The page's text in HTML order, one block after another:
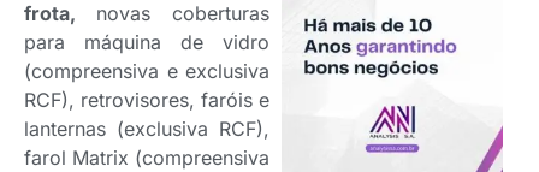
frota, novas coberturas
para máquina de vidro
(compreensiva e exclusiva
RCF), retrovisores, faróis e
lanternas (exclusiva RCF),
farol Matrix (compreensiva